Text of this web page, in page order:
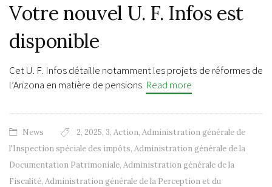
Votre nouvel U. F. Infos est
disponible
Cet U. F. Infos détaille notamment les projets de réformes de
l’Arizona en matière de pensions. Read more
News 2, 2025, 3, Action, Administration générale de
l'Inspection spéciale des impôts, Administration générale de la
Documentation Patrimoniale, Administration générale de la
Fiscalité, Administration générale de la Perception et du